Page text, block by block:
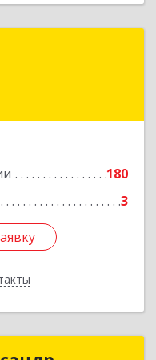
180
3
край, Хабаровск г,